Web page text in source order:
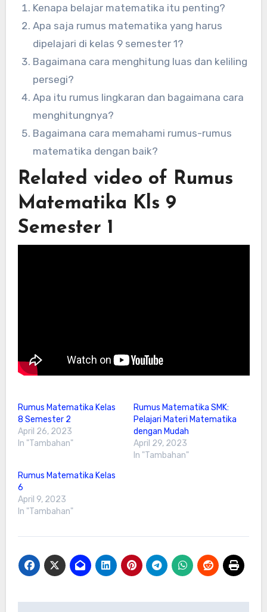
Kenapa belajar matematika itu penting?
Apa saja rumus matematika yang harus
dipelajari di kelas 9 semester 1?
Bagaimana cara menghitung luas dan keliling
persegi?
Apa itu rumus lingkaran dan bagaimana cara
menghitungnya?
Bagaimana cara memahami rumus-rumus
matematika dengan baik?
Related video of Rumus
Matematika Kls 9
Semester 1
Rumus Matematika Kelas
8 Semester 2
April 26, 2023
In "Tambahan"
Rumus Matematika SMK:
Pelajari Materi Matematika
dengan Mudah
April 29, 2023
In "Tambahan"
Rumus Matematika Kelas
6
April 9, 2023
In "Tambahan"